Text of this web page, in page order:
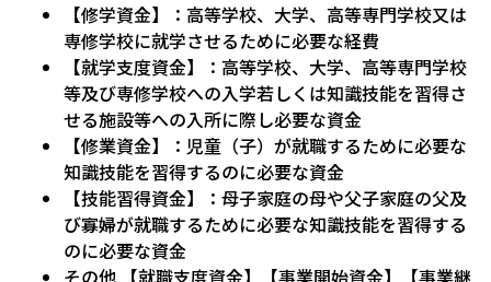
【修学資金】：高等学校、大学、高等専門学校又は
専修学校に就学させるために必要な経費
【就学支度資金】：高等学校、大学、高等専門学校
等及び専修学校への入学若しくは知識技能を習得さ
せる施設等への入所に際し必要な資金
【修業資金】：児童（子）が就職するために必要な
知識技能を習得するのに必要な資金
【技能習得資金】：母子家庭の母や父子家庭の父及
び寡婦が就職するために必要な知識技能を習得する
のに必要な資金
その他 【就職支度資金】【事業開始資金】【事業継